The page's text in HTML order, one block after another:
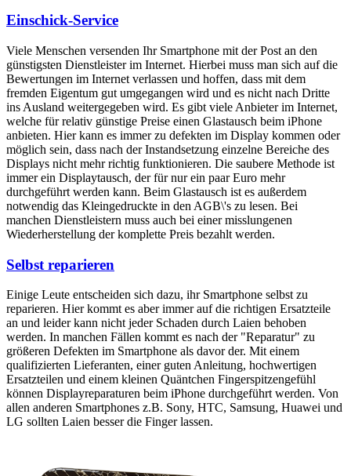
Einschick-Service
Viele Menschen versenden Ihr Smartphone mit der Post an den
günstigsten Dienstleister im Internet. Hierbei muss man sich auf die
Bewertungen im Internet verlassen und hoffen, dass mit dem
fremden Eigentum gut umgegangen wird und es nicht nach Dritte
ins Ausland weitergegeben wird. Es gibt viele Anbieter im Internet,
welche für relativ günstige Preise einen Glastausch beim iPhone
anbieten. Hier kann es immer zu defekten im Display kommen oder
möglich sein, dass nach der Instandsetzung einzelne Bereiche des
Displays nicht mehr richtig funktionieren. Die saubere Methode ist
immer ein Displaytausch, der für nur ein paar Euro mehr
durchgeführt werden kann. Beim Glastausch ist es außerdem
notwendig das Kleingedruckte in den AGB\'s zu lesen. Bei
manchen Dienstleistern muss auch bei einer misslungenen
Wiederherstellung der komplette Preis bezahlt werden.
Selbst reparieren
Einige Leute entscheiden sich dazu, ihr Smartphone selbst zu
reparieren. Hier kommt es aber immer auf die richtigen Ersatzteile
an und leider kann nicht jeder Schaden durch Laien behoben
werden. In manchen Fällen kommt es nach der "Reparatur" zu
größeren Defekten im Smartphone als davor der. Mit einem
qualifizierten Lieferanten, einer guten Anleitung, hochwertigen
Ersatzteilen und einem kleinen Quäntchen Fingerspitzengefühl
können Displayreparaturen beim iPhone durchgeführt werden. Von
allen anderen Smartphones z.B. Sony, HTC, Samsung, Huawei und
LG sollten Laien besser die Finger lassen.